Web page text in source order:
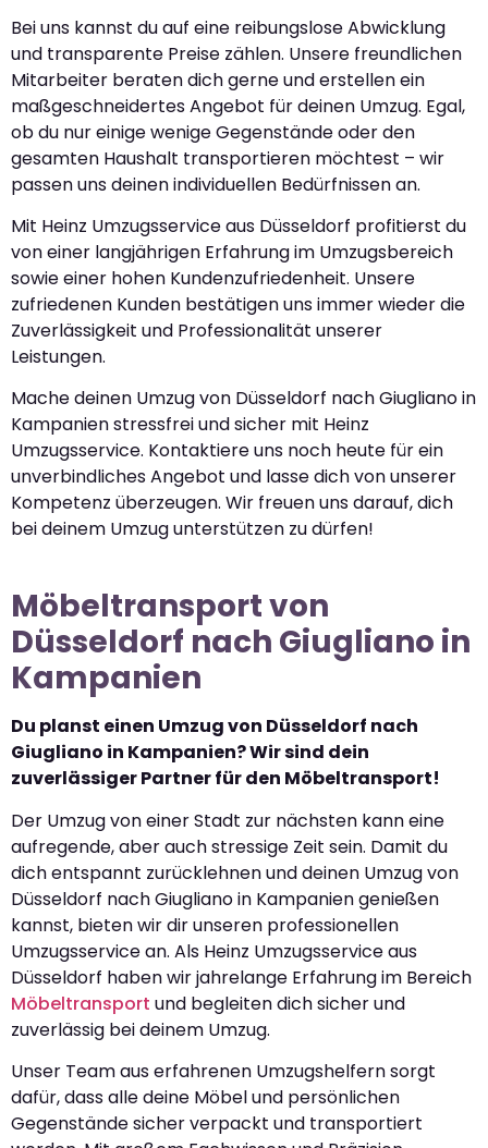
Bei uns kannst du auf eine reibungslose Abwicklung
und transparente Preise zählen. Unsere freundlichen
Mitarbeiter beraten dich gerne und erstellen ein
maßgeschneidertes Angebot für deinen Umzug. Egal,
ob du nur einige wenige Gegenstände oder den
gesamten Haushalt transportieren möchtest – wir
passen uns deinen individuellen Bedürfnissen an.
Mit Heinz Umzugsservice aus Düsseldorf profitierst du
von einer langjährigen Erfahrung im Umzugsbereich
sowie einer hohen Kundenzufriedenheit. Unsere
zufriedenen Kunden bestätigen uns immer wieder die
Zuverlässigkeit und Professionalität unserer
Leistungen.
Mache deinen Umzug von Düsseldorf nach Giugliano in
Kampanien stressfrei und sicher mit Heinz
Umzugsservice. Kontaktiere uns noch heute für ein
unverbindliches Angebot und lasse dich von unserer
Kompetenz überzeugen. Wir freuen uns darauf, dich
bei deinem Umzug unterstützen zu dürfen!
Möbeltransport von
Düsseldorf nach Giugliano in
Kampanien
Du planst einen Umzug von Düsseldorf nach
Giugliano in Kampanien? Wir sind dein
zuverlässiger Partner für den Möbeltransport!
Der Umzug von einer Stadt zur nächsten kann eine
aufregende, aber auch stressige Zeit sein. Damit du
dich entspannt zurücklehnen und deinen Umzug von
Düsseldorf nach Giugliano in Kampanien genießen
kannst, bieten wir dir unseren professionellen
Umzugsservice an. Als Heinz Umzugsservice aus
Düsseldorf haben wir jahrelange Erfahrung im Bereich
Möbeltransport und begleiten dich sicher und
zuverlässig bei deinem Umzug.
Unser Team aus erfahrenen Umzugshelfern sorgt
dafür, dass alle deine Möbel und persönlichen
Gegenstände sicher verpackt und transportiert